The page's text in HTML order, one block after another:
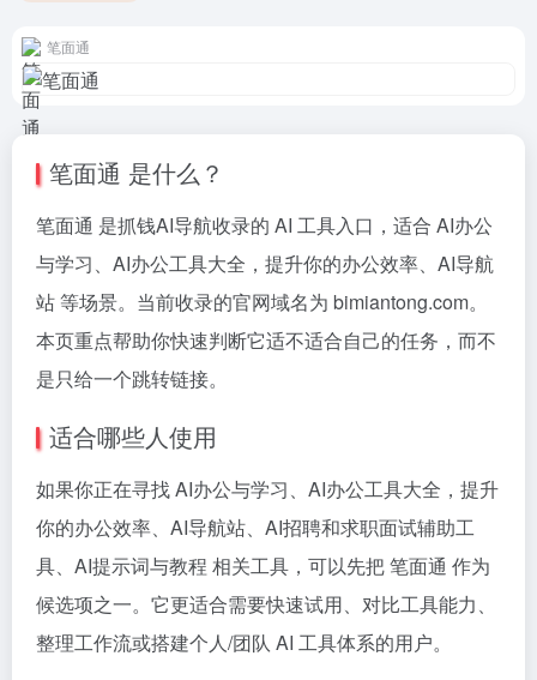
笔面通
笔面通 是什么？
笔面通 是抓钱AI导航收录的 AI 工具入口，适合 AI办公
与学习、AI办公工具大全，提升你的办公效率、AI导航
站 等场景。当前收录的官网域名为 bimiantong.com。
本页重点帮助你快速判断它适不适合自己的任务，而不
是只给一个跳转链接。
适合哪些人使用
如果你正在寻找 AI办公与学习、AI办公工具大全，提升
你的办公效率、AI导航站、AI招聘和求职面试辅助工
具、AI提示词与教程 相关工具，可以先把 笔面通 作为
候选项之一。它更适合需要快速试用、对比工具能力、
整理工作流或搭建个人/团队 AI 工具体系的用户。